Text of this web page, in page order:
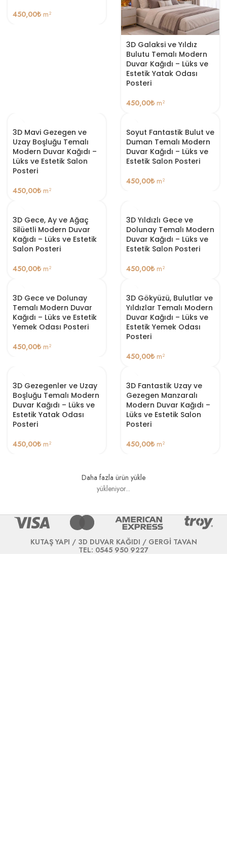
450,00₺ m²
3D Galaksi ve Yıldız
Bulutu Temalı Modern
Duvar Kağıdı – Lüks ve
Estetik Yatak Odası
Posteri
450,00₺ m²
3D Mavi Gezegen ve
Uzay Boşluğu Temalı
Modern Duvar Kağıdı –
Lüks ve Estetik Salon
Posteri
450,00₺ m²
Soyut Fantastik Bulut ve
Duman Temalı Modern
Duvar Kağıdı – Lüks ve
Estetik Salon Posteri
450,00₺ m²
3D Gece, Ay ve Ağaç
Silüetli Modern Duvar
Kağıdı – Lüks ve Estetik
Salon Posteri
450,00₺ m²
3D Yıldızlı Gece ve
Dolunay Temalı Modern
Duvar Kağıdı – Lüks ve
Estetik Salon Posteri
450,00₺ m²
3D Gece ve Dolunay
Temalı Modern Duvar
Kağıdı – Lüks ve Estetik
Yemek Odası Posteri
450,00₺ m²
3D Gökyüzü, Bulutlar ve
Yıldızlar Temalı Modern
Duvar Kağıdı – Lüks ve
Estetik Yemek Odası
Posteri
450,00₺ m²
3D Gezegenler ve Uzay
Boşluğu Temalı Modern
Duvar Kağıdı – Lüks ve
Estetik Yatak Odası
Posteri
450,00₺ m²
3D Fantastik Uzay ve
Gezegen Manzaralı
Modern Duvar Kağıdı –
Lüks ve Estetik Salon
Posteri
450,00₺ m²
Daha fazla ürün yükle
yükleniyor...
KUTAŞ YAPI / 3D DUVAR KAĞIDI / GERGİ TAVAN
TEL: 0545 950 9227